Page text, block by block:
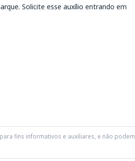
Solicite esse auxílio entrando em
fins informativos e auxiliares, e não podem